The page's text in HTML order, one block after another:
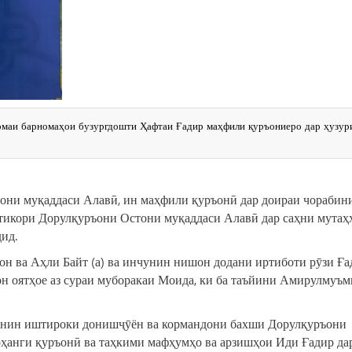
барномаҳои бузургдошти Ҳафтаи Ғадир маҳфили қуръониеро дар
муқаддаси Алавӣ, ин маҳфили қуръонӣ дар доираи
Дорулқуръони Остони муқаддаси Алавӣ дар саҳни
ва Аҳли Байт (а) ва инчунин нишон додани иртиботи рӯзи
оятҳое аз сураи муборакаи Моида, ки ба таъйини
иштироки донишҷӯён ва кормандони бахши Дорулқуръони
қуръонӣ ва таҳкими мафҳумҳо ва арзишҳои Иди Ғадир